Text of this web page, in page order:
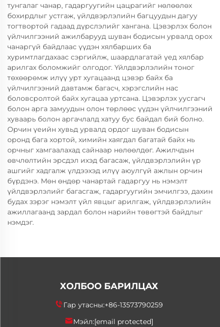
тунгалаг чанар, гадаргуугийн цацрагийг нөлөөлөх
бохирдлыг устгаж, үйлдвэрлэлийн багцуудын дагуу
тогтвортой гадаад дүрслэлийг хангана. Цэвэрлэх болон
үйлчилгээний ажилбарууд шуван бодисын урвалд орох
чанаргүй байдлаас үүдэн хялбарших ба
хуримтлагдахаас сэргийлж, шаардлагатай үед хялбар
арилгах боломжийг олгодог. Үйлдвэрлэлийн тоног
төхөөрөмж илүү урт хугацаанд цэвэр байх ба
үйлчилгээний давтамж багасч, хэрэгслийн нас
боловсролтой байх хугацаа уртсана. Цэвэрлэх уусгагч
болон арга замуудын олон төрлөөс үүдэн үйлчилгээний
хуваарь болон аргачлалд хатуу бус байдал бий болно.
Орчин үеийн хувьд урвалд ордог шуван бодисын
оронд бага хортой, химийн хаягдал багатай байх нь
орчныг хамгаалахад сайнаар нөлөөлдөг. Ажилчдын
өвчлөлтийн эрсдэл ихэд багасаж, үйлдвэрлэлийн үр
ашгийг хадгалж үлдээхэд илүү аюулгүй ажлын орчин
бүрдэнэ. Мөн өндөр чанартай гадаргуу нь нэмэлт
үйлдвэрлэлийг багасгаж, гадаргуугийн эмчилгээ, дахин
будах зэрэг нэмэлт үйл явцыг арилгаж, үйлдвэрлэлийн
ажиллагаанд зардал болон нарийн төвөгтэй байдлыг
нэмдэг.
ХОЛБОО БАРИЛЦАХ
Гар утасны:+86-13573790259
Мэйл:[email protected]